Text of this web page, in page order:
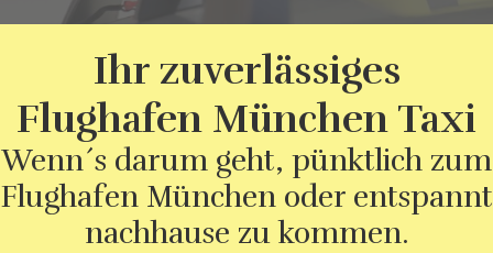
Ihr zuverlässiges
Flughafen München Taxi
Wenn´s darum geht, pünktlich zum
Flughafen München oder entspannt
nachhause zu kommen.